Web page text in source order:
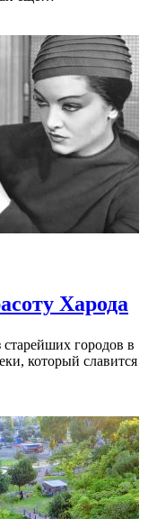
Харода
городов в
который славится